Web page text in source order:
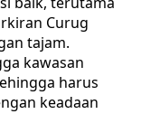
Curug
tajam.
kawasan
harus
keadaan